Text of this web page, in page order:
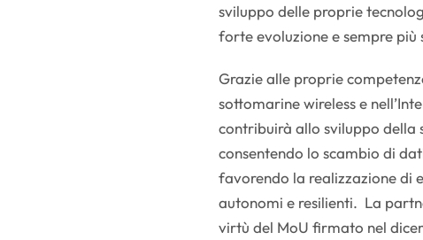
sviluppo delle proprie
forte evoluzione e sempre più
Grazie alle proprie
sottomarine wireless e
contribuirà allo sviluppo
consentendo lo scambio di
favorendo la realizzazione di
autonomi e resilienti. La
virtù del MoU firmato nel